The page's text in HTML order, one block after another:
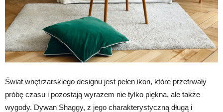
Świat wnętrzarskiego designu jest pełen ikon, które przetrwały
próbę czasu i pozostają wyrazem nie tylko piękna, ale także
wygody. Dywan Shaggy, z jego charakterystyczną długą i